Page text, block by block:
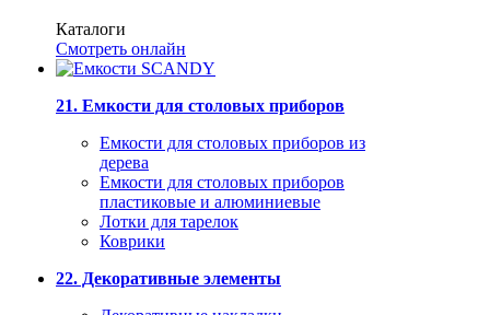
Каталоги
Смотреть онлайн
21. Емкости для столовых приборов
Емкости для столовых приборов из
дерева
Емкости для столовых приборов
пластиковые и алюминиевые
Лотки для тарелок
Коврики
22. Декоративные элементы